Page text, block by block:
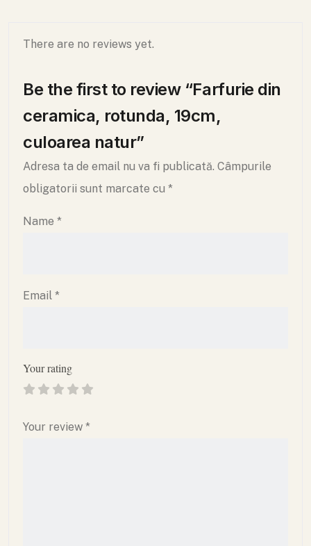
There are no reviews yet.
Be the first to review “Farfurie din
ceramica, rotunda, 19cm,
culoarea natur”
Adresa ta de email nu va fi publicată. Câmpurile
obligatorii sunt marcate cu *
Name *
Email *
Your rating
Your review *